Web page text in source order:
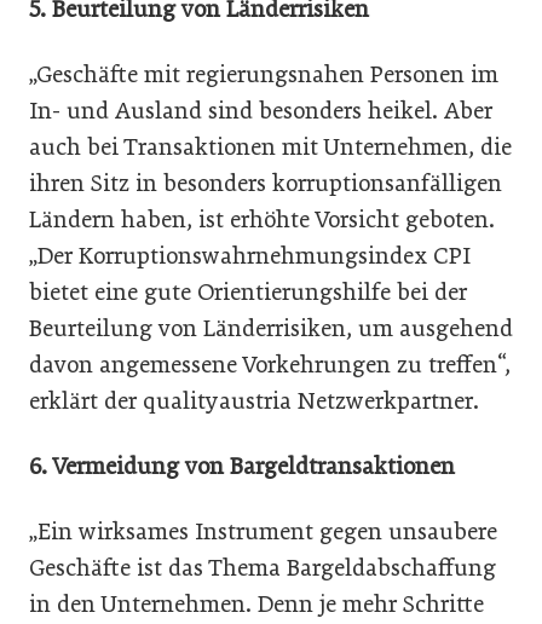
5. Beurteilung von Länderrisiken
„Geschäfte mit regierungsnahen Personen im
In- und Ausland sind besonders heikel. Aber
auch bei Transaktionen mit Unternehmen, die
ihren Sitz in besonders korruptionsanfälligen
Ländern haben, ist erhöhte Vorsicht geboten.
„Der Korruptionswahrnehmungsindex CPI
bietet eine gute Orientierungshilfe bei der
Beurteilung von Länderrisiken, um ausgehend
davon angemessene Vorkehrungen zu treffen“,
erklärt der qualityaustria Netzwerkpartner.
6. Vermeidung vonBargeldtransaktionen
„Ein wirksames Instrument gegen unsaubere
Geschäfte ist das Thema Bargeldabschaffung
in den Unternehmen. Denn je mehr Schritte